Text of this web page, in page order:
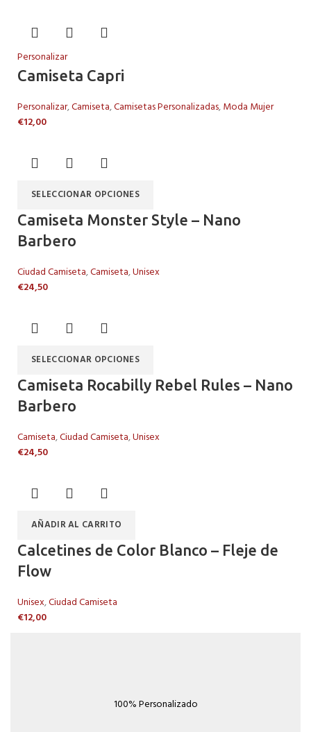
Personalizar
Camiseta Capri
Personalizar,Camiseta,Camisetas Personalizadas,Moda Mujer
€12,00
SELECCIONAR OPCIONES
Camiseta Monster Style – Nano
Barbero
Ciudad Camiseta,Camiseta,Unisex
€24,50
SELECCIONAR OPCIONES
Camiseta Rocabilly Rebel Rules – Nano
Barbero
Camiseta,Ciudad Camiseta,Unisex
€24,50
AÑADIR AL CARRITO
Calcetines de Color Blanco – Fleje de
Flow
Unisex,Ciudad Camiseta
€12,00
100% Personalizado